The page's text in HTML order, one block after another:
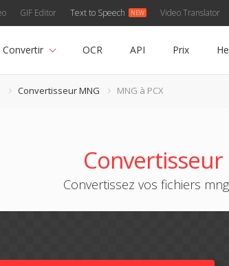
GIF Editor Text to Speech Video Translator
Convertir OCR API Prix
Convertisseur MNG MNG à PCX
Convertisseur
Convertissez vos fichiers